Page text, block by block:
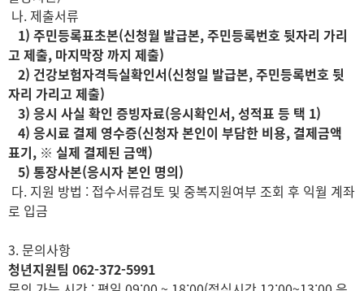
나. 제출서류
1) 주민등록표초본(신청월 발급본, 주민등록번호 뒷자리 가리
고 제출, 마지막장 까지 제출)
2) 건강보험자격득실확인서(신청일 발급본, 주민등록번호 뒷
자리 가리고 제출)
3) 응시 사실 확인 증빙자료(응시확인서, 성적표 등 택 1)
4) 응시료 결제 영수증(신청자 본인이 부담한 비용, 결제금액
표기, ※ 실제 결제된 금액)
5) 통장사본(응시자 본인 명의)
다. 지원 방법 : 접수서류검토 및 중복지원여부 조회 후 익월 계좌
로 입금
3. 문의사항
청년지원팀 062-372-5991